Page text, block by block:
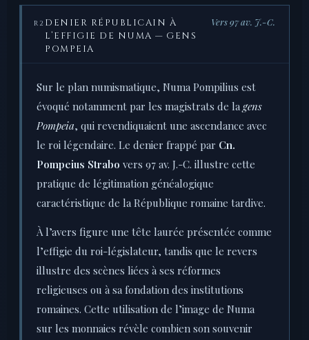
R2 DENIER RÉPUBLICAIN À
L’EFFIGIE DE NUMA — GENS
POMPEIA
Vers 97 av. J.-C.
Sur le plan numismatique, Numa Pompilius est
évoqué notamment par les magistrats de la gens
Pompeia, qui revendiquaient une ascendance avec
le roi légendaire. Le denier frappé par Cn.
Pompeius Strabo vers 97 av. J.-C. illustre cette
pratique de légitimation généalogique
caractéristique de la République romaine tardive.
À l’avers figure une tête laurée présentée comme
l’effigie du roi-législateur, tandis que le revers
illustre des scènes liées à ses réformes
religieuses ou à sa fondation des institutions
romaines. Cette utilisation de l’image de Numa
sur les monnaies révèle combien son souvenir